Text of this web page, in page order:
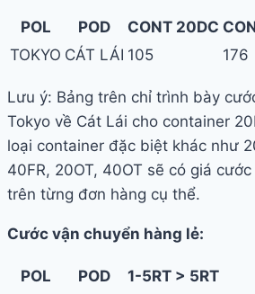
POL POD CONT 20DC
TOKYO CÁT LÁI 105 176
Lưu ý: Bảng trên chỉ trình bày
Tokyo về Cát Lái cho container
loại container đặc biệt khác như
40FR, 20OT, 40OT sẽ có giá
trên từng đơn hàng cụ thể.
Cước vận chuyển hàng lẻ:
POL POD 1-5RT > 5RT